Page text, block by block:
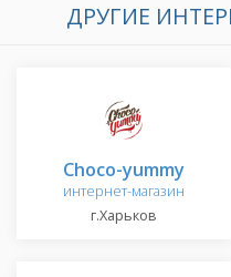
ДРУГИЕ
Choco-yummy
интернет-магазин
г.Харьков